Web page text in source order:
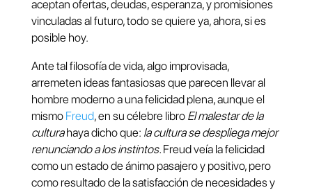
aceptan ofertas, deudas, esperanza, y promisiones
vinculadas al futuro, todo se quiere ya, ahora, si es
posible hoy.
Ante tal filosofía de vida, algo improvisada,
arremeten ideas fantasiosas que parecen llevar al
hombre moderno a una felicidad plena, aunque el
mismo Freud, en su célebre libro El malestar de la
culturahaya dicho que: la cultura se despliega mejor
renunciando a los instintos. Freud veía la felicidad
como un estado de ánimo pasajero y positivo, pero
como resultado de la satisfacción de necesidades y